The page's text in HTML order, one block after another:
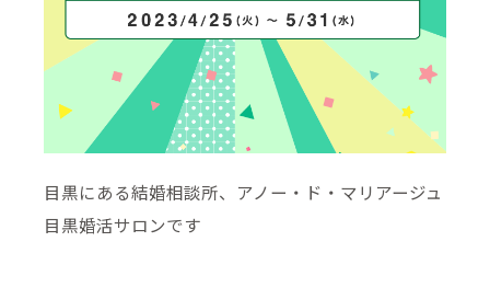
目黒にある結婚相談所、アノー・ド・マリアージュ
目黒婚活サロンです